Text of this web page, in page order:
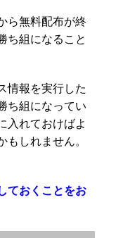
ら無料配布が終
ち組になること
情報を実行した
ち組になってい
入れておけばよ
しれません。
ておくことをお